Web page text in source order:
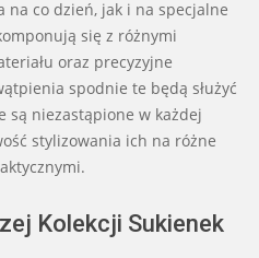
na co dzień, jak i na specjalne
się z różnymi
oraz precyzyjne
spodnie te będą służyć
są niezastąpione w każdej
stylizowania ich na różne
Kolekcji Sukienek